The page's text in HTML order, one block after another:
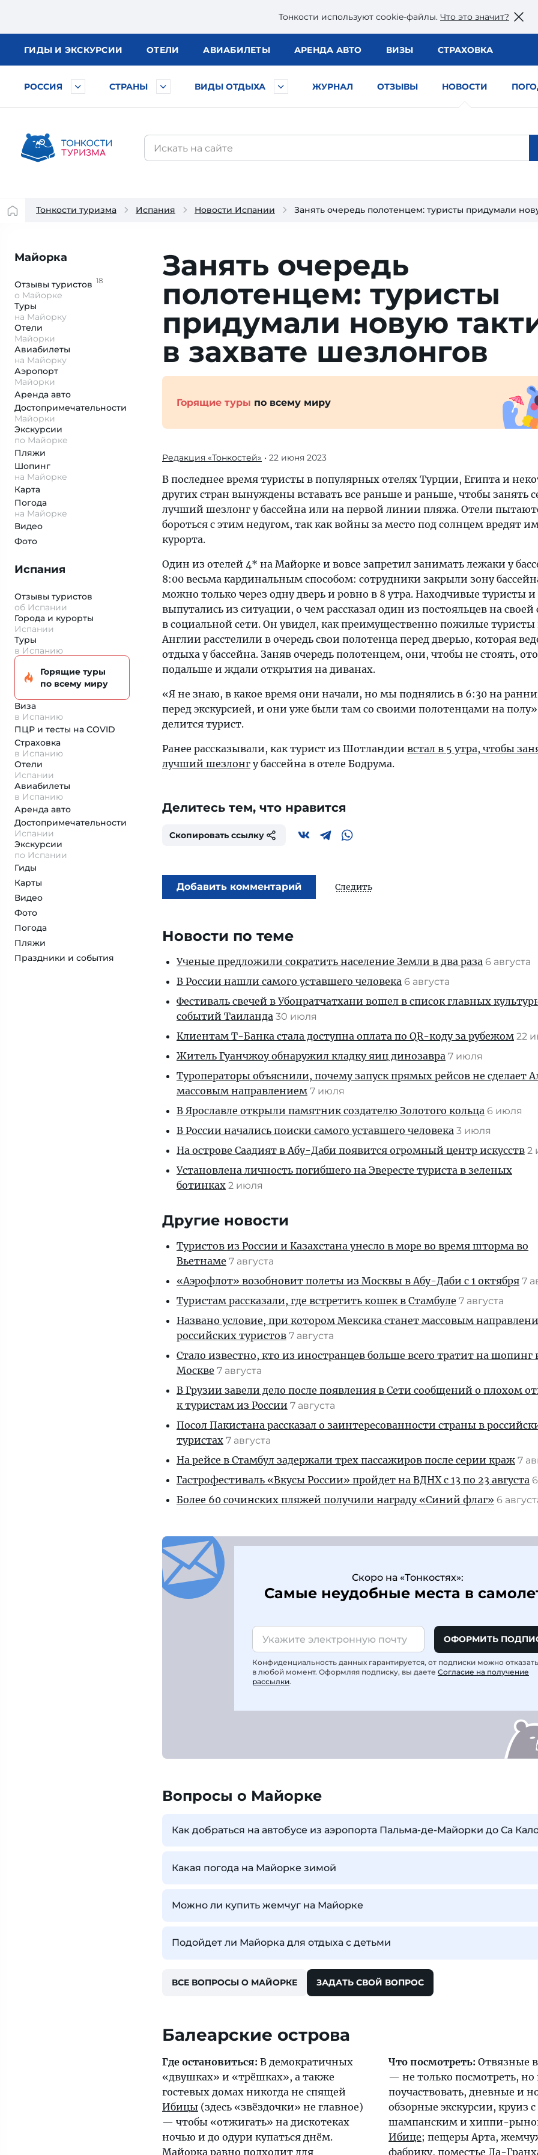
Тонкости используют сookie-файлы. Что это значит?
ГИДЫ И ЭКСКУРСИИ ОТЕЛИ АВИАБИЛЕТЫ АРЕНДА АВТО ВИЗЫ СТРАХОВКА
РОССИЯ СТРАНЫ ВИДЫ ОТДЫХА ЖУРНАЛ ОТЗЫВЫ НОВОСТИ
Тонкости туризма Испания Новости Испании Занять очередь полотенцем: туристы придумали
Майорка
Отзывы туристов 18
о Майорке
Туры
на Майорку
Отели
Майорки
Авиабилеты
на Майорку
Аэропорт
Майорки
Аренда авто
Достопримеча­тельности
Майорки
Экскурсии
по Майорке
Пляжи
Шопинг
на Майорке
Карта
Погода
на Майорке
Видео
Фото
Испания
Отзывы туристов
об Испании
Города и курорты
Испании
Туры
в Испанию
Горящие туры
по всему миру
Виза
в Испанию
ПЦР и тесты на COVID
Страховка
в Испанию
Отели
Испании
Авиабилеты
в Испанию
Аренда авто
Достопримеча­тельности
Испании
Экскурсии
по Испании
Гиды
Карты
Видео
Фото
Погода
Пляжи
Праздники и события
Занять очередь
полотенцем: туристы
придумали новую
в захвате шезлонгов
Горящие туры по всему миру
Редакция «Тонкостей» • 22 июня 2023
В последнее время туристы в популярных отелях Турции, Египта и
других стран вынуждены вставать все раньше и раньше, чтобы занять
лучший шезлонг у бассейна или на первой линии пляжа. Отели
бороться с этим недугом, так как войны за место под солнцем вредят
курорта.
Один из отелей 4* на Майорке и вовсе запретил занимать лежаки у
8:00 весьма кардинальным способом: сотрудники закрыли зону
можно только через одну дверь и ровно в 8 утра. Находчивые туристы и
выпутались из ситуации, о чем рассказал один из постояльцев на своей
в социальной сети. Он увидел, как преимущественно пожилые туристы
Англии расстелили в очередь свои полотенца перед дверью, которая
отдыха у бассейна. Заняв очередь полотенцем, они, чтобы не стоять,
подальше и ждали открытия на диванах.
«Я не знаю, в какое время они начали, но мы поднялись в 6:30 на
перед экскурсией, и они уже были там со своими полотенцами на
делится турист.
Ранее рассказывали, как турист из Шотландии встал в 5 утра, чтобы
лучший шезлонг у бассейна в отеле Бодрума.
Делитесь тем, что нравится
Скопировать ссылку
Добавить комментарий Следить
Новости по теме
Ученые предложили сократить население Земли в два раза 6 августа
В России нашли самого уставшего человека 6 августа
Фестиваль свечей в Убонратчатхани вошел в список главных
событий Таиланда 30 июля
Клиентам T-Банка стала доступна оплата по QR-коду за рубежом 22
Житель Гуанчжоу обнаружил кладку яиц динозавра 7 июля
Туроператоры объяснили, почему запуск прямых рейсов не сделает
массовым направлением 7 июля
В Ярославле открыли памятник создателю Золотого кольца 6 июля
В России начались поиски самого уставшего человека 3 июля
На острове Саадият в Абу-Даби появится огромный центр искусств 2
Установлена личность погибшего на Эвересте туриста в зеленых
ботинках 2 июля
Другие новости
Туристов из России и Казахстана унесло в море во время шторма во
Вьетнаме 7 августа
«Аэрофлот» возобновит полеты из Москвы в Абу-Даби с 1 октября 7
Туристам рассказали, где встретить кошек в Стамбуле 7 августа
Названо условие, при котором Мексика станет массовым
российских туристов 7 августа
Стало известно, кто из иностранцев больше всего тратит на шопинг
Москве 7 августа
В Грузии завели дело после появления в Сети сообщений о плохом
к туристам из России 7 августа
Посол Пакистана рассказал о заинтересованности страны в
туристах 7 августа
На рейсе в Стамбул задержали трех пассажиров после серии краж 7
Гастрофестиваль «Вкусы России» пройдет на ВДНХ с 13 по 23 августа
Более 60 сочинских пляжей получили награду «Синий флаг» 6
Скоро на «Тонкостях»:
Самые неудобные места в
ОФОРМИТЬ
Конфиденциальность данных гарантируется, от подписки можно
в любой момент. Оформляя подписку, вы даете Согласие на получение
рассылки.
Вопросы о Майорке
Как добраться на автобусе из аэропорта Пальма-де-Майорки до Са
Какая погода на Майорке зимой
Можно ли купить жемчуг на Майорке
Подойдет ли Майорка для отдыха с детьми
ВСЕ ВОПРОСЫ О МАЙОРКЕ ЗАДАТЬ СВОЙ ВОПРОС
Балеарские острова
Где остановиться: В демократичных
«двушках» и «трёшках», а также
гостевых домах никогда не спящей
Ибицы (здесь «звёздочки» не главное)
— чтобы «отжигать» на дискотеках
ночью и до одури купаться днём.
Майорка равно подходит для
Что посмотреть: Отвязные
— не только посмотреть, но
поучаствовать, дневные и
обзорные экскурсии, круиз с
шампанским и хиппи-
Ибице; пещеры Арта,
фабрику, поместье Ла-